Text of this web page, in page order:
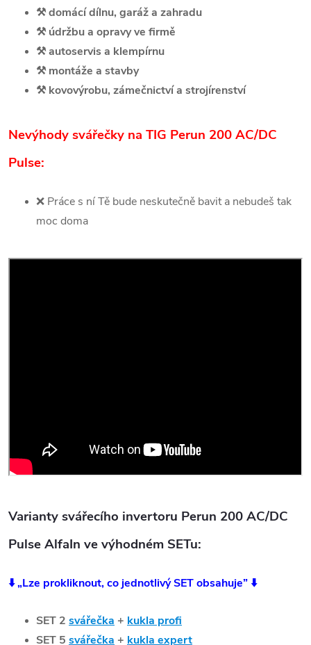
⚒️domácí dílnu, garáž a zahradu
⚒️údržbu a opravy ve firmě
⚒️autoservis a klempírnu
⚒️montáže a stavby
⚒️kovovýrobu, zámečnictví a strojírenství
Nevýhody svářečky na TIG Perun 200 AC/DC
Pulse:
❌ Práce s ní Tě bude neskutečně bavit a nebudeš tak
moc doma
Varianty svářecího invertoru Perun 200 AC/DC
Pulse AlfaIn ve výhodném SETu:
⬇️ „Lze prokliknout, co jednotlivý SET obsahuje” ⬇️
SET 2 svářečka + kukla profi
SET 5 svářečka + kukla expert